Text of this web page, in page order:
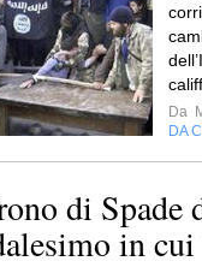
Da
DA
di Spade
in